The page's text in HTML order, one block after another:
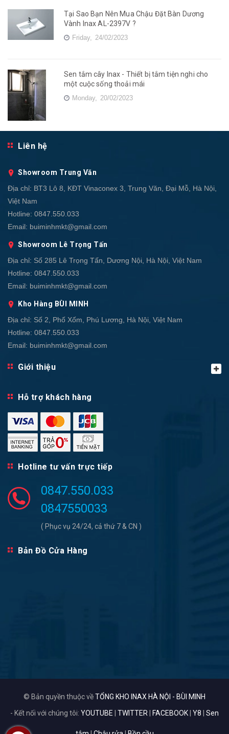
Tại Sao Bạn Nên Mua Chậu Đặt Bàn Dương
Vành Inax AL-2397V ?
Friday, 24/02/2023
Sen tắm cây Inax - Thiết bị tắm tiện nghi cho
một cuộc sống thoải mái
Monday, 20/02/2023
Liên hệ
Showroom Trung Văn
Địa chỉ: BT3 Lô 8, KĐT Vinaconex 3, Trung Văn, Đại Mỗ, Hà Nội,
Việt Nam
Hotline: 0847.550.033
Email: buiminhmkt@gmail.com
Showroom Lê Trọng Tấn
Địa chỉ: Số 285 Lê Trọng Tấn, Dương Nội, Hà Nội, Việt Nam
Hotline: 0847.550.033
Email: buiminhmkt@gmail.com
Kho Hàng BÙI MINH
Địa chỉ: Số 2, Phố Xốm, Phú Lương, Hà Nội, Việt Nam
Hotline: 0847.550.033
Email: buiminhmkt@gmail.com
Giới thiệu
Hỗ trợ khách hàng
Hotline tư vấn trực tiếp
0847.550.033
0847550033
( Phục vụ 24/24, cả thứ 7 & CN )
Bản Đồ Cửa Hàng
© Bản quyền thuộc vềTỔNG KHO INAX HÀ NỘI - BÙI MINH
- Kết nối với chúng tôi: YOUTUBE TWITTER FACEBOOK Y8 Sen